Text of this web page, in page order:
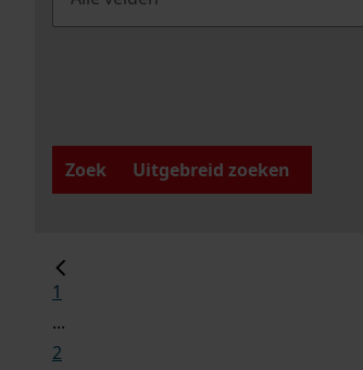
Zoek
Uitgebreid zoeken
1
...
2